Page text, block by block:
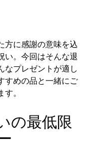
方に感謝の意味を込
い。今回はそんな退
なプレゼントが適し
すめの品と一緒にご
す。
の最低限